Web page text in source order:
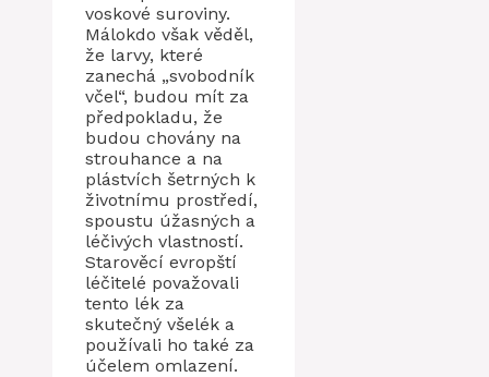
voskové suroviny.
Málokdo však věděl,
že larvy, které
zanechá „svobodník
včel“, budou mít za
předpokladu, že
budou chovány na
strouhance a na
plástvích šetrných k
životnímu prostředí,
spoustu úžasných a
léčivých vlastností.
Starověcí evropští
léčitelé považovali
tento lék za
skutečný všelék a
používali ho také za
účelem omlazení.